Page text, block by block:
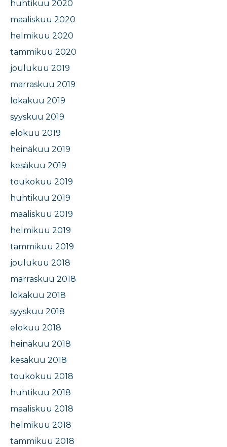
huhtikuu 2020
maaliskuu 2020
helmikuu 2020
tammikuu 2020
joulukuu 2019
marraskuu 2019
lokakuu 2019
syyskuu 2019
elokuu 2019
heinäkuu 2019
kesäkuu 2019
toukokuu 2019
huhtikuu 2019
maaliskuu 2019
helmikuu 2019
tammikuu 2019
joulukuu 2018
marraskuu 2018
lokakuu 2018
syyskuu 2018
elokuu 2018
heinäkuu 2018
kesäkuu 2018
toukokuu 2018
huhtikuu 2018
maaliskuu 2018
helmikuu 2018
tammikuu 2018